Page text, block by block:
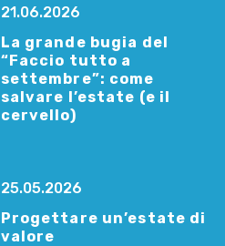
21.06.2026
La grande bugia del
“Faccio tutto a
settembre”: come
salvare l’estate (e il
cervello)
25.05.2026
Progettare un’estate di
valore